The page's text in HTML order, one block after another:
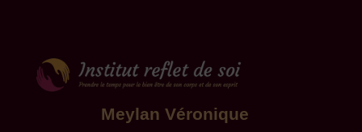
Meylan Véronique